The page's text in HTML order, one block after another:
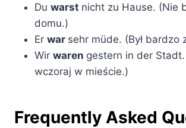
Du warst nicht zu Hause. (Nie
domu.)
Er war sehr müde. (Był bardzo
Wir waren gestern in der
wczoraj w mieście.)
Frequently Asked